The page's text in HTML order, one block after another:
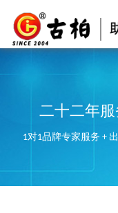
二十二年服
1对1品牌专家服务 +